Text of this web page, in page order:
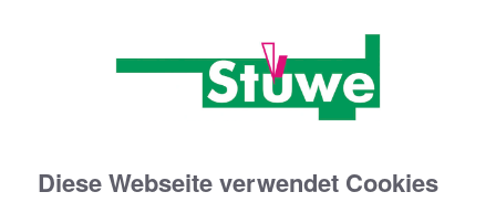
Diese Webseite verwendet Cookies